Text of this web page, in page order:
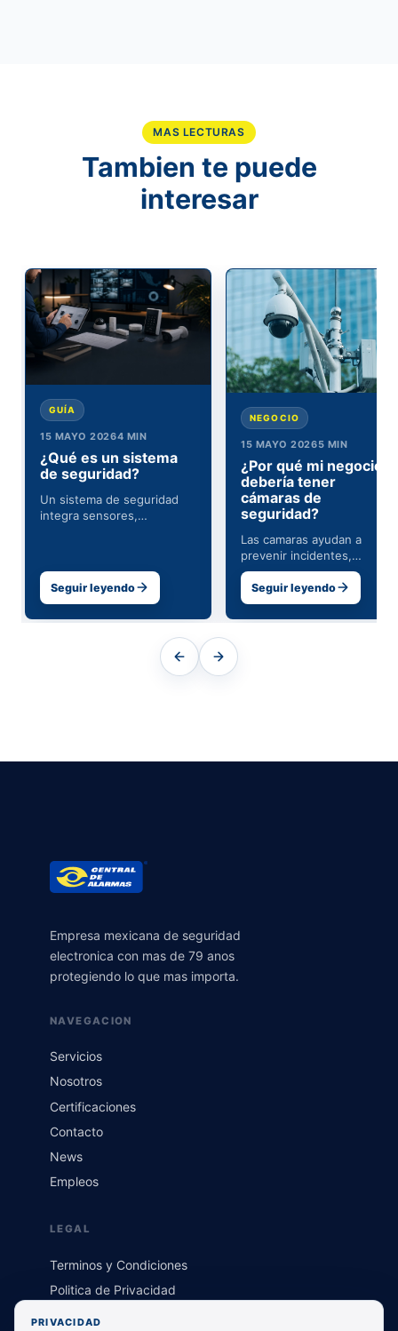
MAS LECTURAS
Tambien te puede
interesar
GUÍA
15 MAYO 20264 MIN
¿Qué es un sistema
de seguridad?
Un sistema de seguridad
integra sensores,
tiempo.
Seguir leyendo
NEGOCIO
15 MAYO 20265 MIN
¿Por qué mi negocio
debería tener
cámaras de
seguridad?
Las camaras ayudan a
prevenir incidentes,
documentar eventos y
mejorar la operacion diaria
de un negocio.
Seguir leyendo
Empresa mexicana de seguridad
electronica con mas de 79 anos
protegiendo lo que mas importa.
NAVEGACION
Servicios
Nosotros
Certificaciones
Contacto
News
Empleos
LEGAL
Terminos y Condiciones
Politica de Privacidad
PRIVACIDAD